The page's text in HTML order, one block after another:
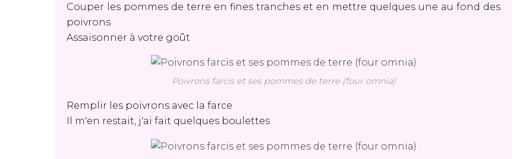
Couper les pommes de terre en fines tranches et en mettre quelques une au fond des
poivrons
Assaisonner à votre goût
Poivrons farcis et ses pommes de terre (four omnia)
Remplir les poivrons avec la farce
Il m'en restait, j'ai fait quelques boulettes